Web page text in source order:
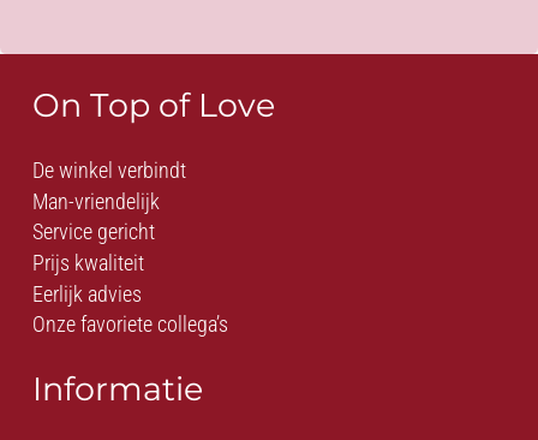
On Top of Love
De winkel verbindt
Man-vriendelijk
Service gericht
Prijs kwaliteit
Eerlijk advies
Onze favoriete collega’s
Informatie